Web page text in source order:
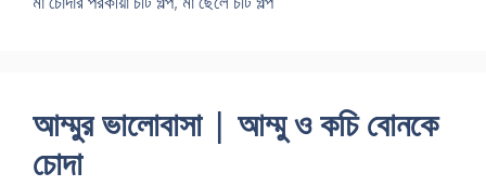
আম্মুর ভালোবাসা | আম্মু ও কচি বোনকে
চোদা